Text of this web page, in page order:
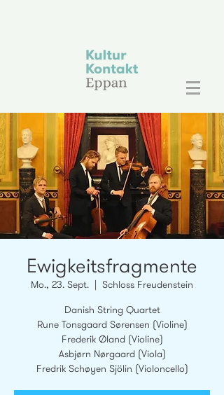
Ewigkeitsfragmente
Mo., 23. Sept.
  |
Schloss Freudenstein
Danish String Quartet
Rune Tonsgaard Sørensen (Violine)
Frederik Øland (Violine)
Asbjørn Nørgaard (Viola)
Fredrik Schøyen Sjölin (Violoncello)